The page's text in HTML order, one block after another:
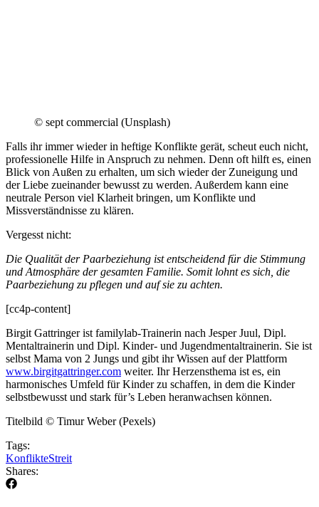
© sept commercial (Unsplash)
Falls ihr immer wieder in heftige Konflikte gerät, scheut euch nicht,
professionelle Hilfe in Anspruch zu nehmen. Denn oft hilft es, einen
Blick von Außen zu erhalten, um sich wieder der Zuneigung und
der Liebe zueinander bewusst zu werden. Außerdem kann eine
neutrale Person viel Klarheit bringen, um Konflikte und
Missverständnisse zu klären.
Vergesst nicht:
Die Qualität der Paarbeziehung ist entscheidend für die Stimmung
und Atmosphäre der gesamten Familie. Somit lohnt es sich, die
Paarbeziehung zu pflegen und auf sie zu achten.
[cc4p-content]
Birgit Gattringer ist familylab-Trainerin nach Jesper Juul, Dipl.
Mentaltrainerin und Dipl. Kinder- und Jugendmentaltrainerin. Sie ist
selbst Mama von 2 Jungs und gibt ihr Wissen auf der Plattform
www.birgitgattringer.com weiter. Ihr Herzensthema ist es, ein
harmonisches Umfeld für Kinder zu schaffen, in dem die Kinder
selbstbewusst und stark für’s Leben heranwachsen können.
Titelbild © Timur Weber (Pexels)
Tags:
KonflikteStreit
Shares: